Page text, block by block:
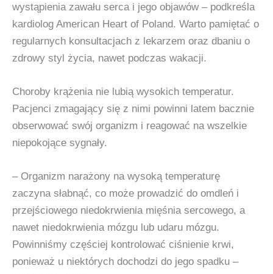
wystąpienia zawału serca i jego objawów – podkreśla
kardiolog American Heart of Poland. Warto pamiętać o
regularnych konsultacjach z lekarzem oraz dbaniu o
zdrowy styl życia, nawet podczas wakacji.
Choroby krążenia nie lubią wysokich temperatur.
Pacjenci zmagający się z nimi powinni latem bacznie
obserwować swój organizm i reagować na wszelkie
niepokojące sygnały.
– Organizm narażony na wysoką temperaturę
zaczyna słabnąć, co może prowadzić do omdleń i
przejściowego niedokrwienia mięśnia sercowego, a
nawet niedokrwienia mózgu lub udaru mózgu.
Powinniśmy częściej kontrolować ciśnienie krwi,
ponieważ u niektórych dochodzi do jego spadku –